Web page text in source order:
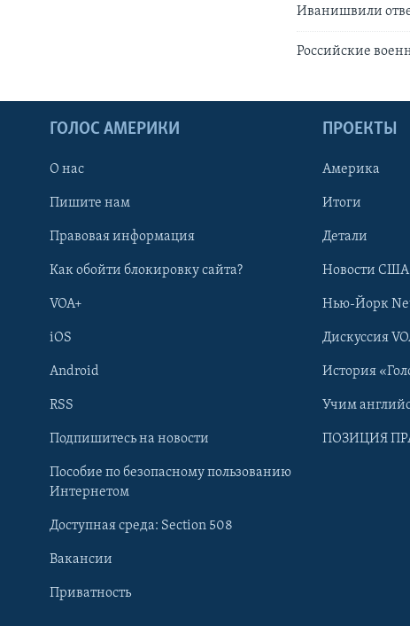
Learning English
Языки
Иванишвили
Российские
ГОЛОС АМЕРИКИ
О нас
Пишите нам
Правовая информация
Как обойти блокировку сайта?
VOA+
iOS
Android
RSS
Подпишитесь на новости
Пособие по безопасному пользованию
Интернетом
Доступная среда: Section 508
Вакансии
Приватность
ПРОЕКТЫ
Америка
Итоги
Детали
Новости США
Нью-Йорк
Дискуссия
История
Учим
ПОЗИЦИЯ